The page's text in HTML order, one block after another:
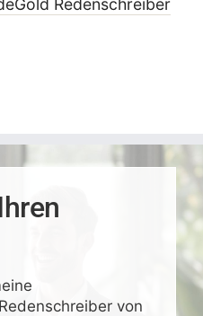
Reden­schreiber
von